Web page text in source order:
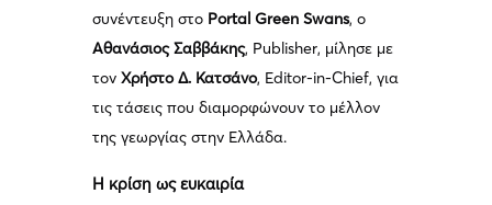
συνέντευξη στο Portal Green Swans, ο
Αθανάσιος Σαββάκης, Publisher, μίλησε με
τονΧρήστο Δ. Κατσάνο, Editor-in-Chief, για
τις τάσεις που διαμορφώνουν το μέλλον
της γεωργίας στην Ελλάδα.
Η κρίση ως ευκαιρία